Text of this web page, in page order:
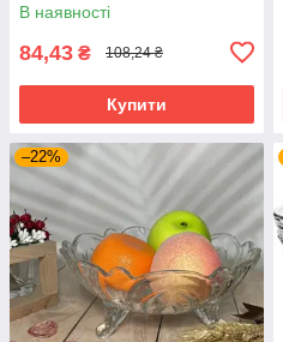
В наявності
84,43 ₴ 108,24 ₴
Купити
–22%